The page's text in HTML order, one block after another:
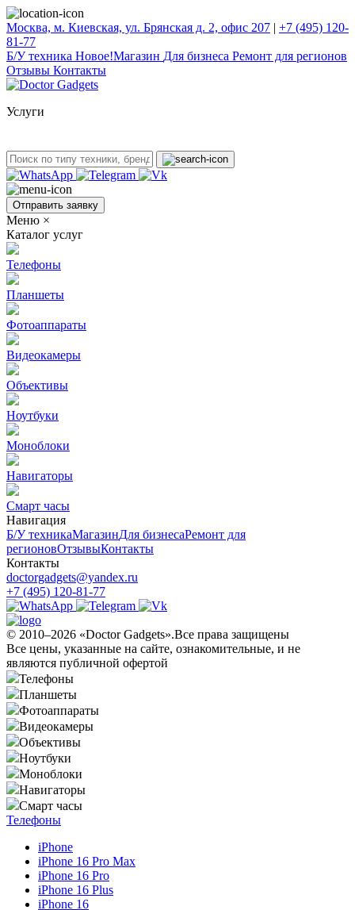
Москва, м. Киевская, ул. Брянская д. 2, офис 207 | +7 (495) 120-
81-77
Б/У техникa Новое!Магазин Для бизнеса Ремонт для регионов
Отзывы Контакты
Услуги
Отправить заявку
Меню ×
Каталог услуг
Телефоны
Планшеты
Фотоаппараты
Видеокамеры
Объективы
Ноутбуки
Моноблоки
Навигаторы
Смарт часы
Навигация
Б/У техникaМагазинДля бизнесаРемонт для
регионовОтзывыКонтакты
Контакты
doctorgadgets@yandex.ru
+7 (495) 120-81-77
© 2010–2026 «Doctor Gadgets».Все права защищены
Все цены, указанные на сайте, ознакомительные, и не
являются публичной офертой
Телефоны
Планшеты
Фотоаппараты
Видеокамеры
Объективы
Ноутбуки
Моноблоки
Навигаторы
Смарт часы
Телефоны
iPhone
iPhone 16 Pro Max
iPhone 16 Pro
iPhone 16 Plus
iPhone 16